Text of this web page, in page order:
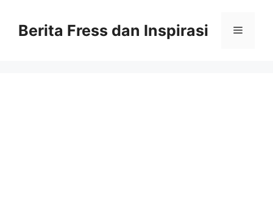
contentBerita Fress dan Inspirasi Menu